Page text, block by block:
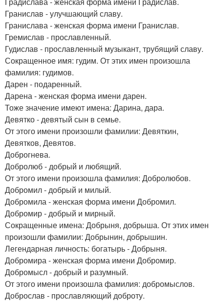
Гранислав - улучшающий славу.
Гранислава - женская форма имени Гранислав.
Гремислав - прославленный.
Гудислав - прославленный музыкант, трубящий славу.
Сокращенное имя: гудим. От этих имен произошла
фамилия: гудимов.
Дарен - подаренный.
Дарена - женская форма имени дарен.
Тоже значение имеют имена: Дарина, дара.
Девятко - девятый сын в семье.
От этого имени произошли фамилии: Девяткин,
Девятков, Девятов.
Доброгнева.
Добролюб - добрый и любящий.
От этого имени произошла фамилия: Добролюбов.
Добромил - добрый и милый.
Добромила - женская форма имени Добромил.
Добромир - добрый и мирный.
Сокращенные имена: Добрыня, добрыша. От этих имен
произошли фамилии: Добрынин, добрышин.
Легендарная личность: богатырь - Добрыня.
Добромира - женская форма имени Добромир.
Добромысл - добрый и разумный.
От этого имени произошла фамилия: добромыслов.
Доброслав - прославляющий доброту.